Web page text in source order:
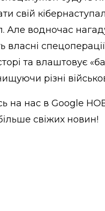
свій
Але водночас
власні
та влаштовує
різні
на нас в Google
свіжих новин!